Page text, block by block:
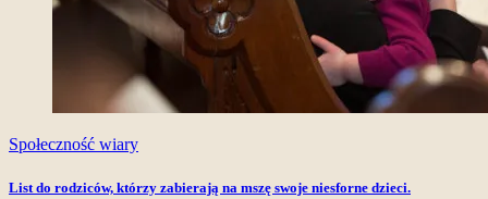
Społeczność wiary
List do rodziców, którzy zabierają na mszę swoje niesforne dzieci.